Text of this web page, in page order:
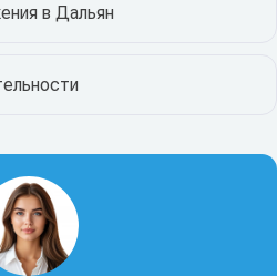
в Дальян